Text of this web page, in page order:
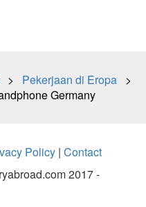
> Pekerjaan di Eropa >
Germany
Policy| Contact
2017 -